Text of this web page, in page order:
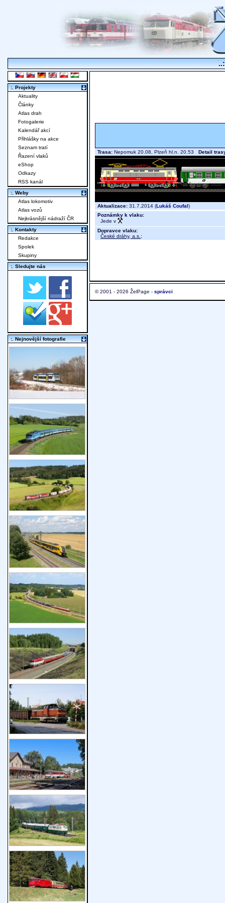
Trasa: Nepomuk 20.08, Plzeň hl.n. 20.53 Detail
Aktualizace: 31.7.2014 (Lukáš Coufal)
Poznámky k vlaku:
Jede v
Dopravce vlaku:
České dráhy, a.s. ;
© 2001 - 2026 ŽelPage - správci
:. Projekty
Aktuality
Články
Atlas drah
Fotogalerie
Kalendář akcí
Přihlášky na akce
Seznam tratí
Řazení vlaků
eShop
Odkazy
RSS kanál
:. Weby
Atlas lokomotiv
Atlas vozů
Nejkrásnější nádraží ČR
:. Kontakty
Redakce
Spolek
Skupiny
:. Sledujte nás
:. Nejnovější fotografie